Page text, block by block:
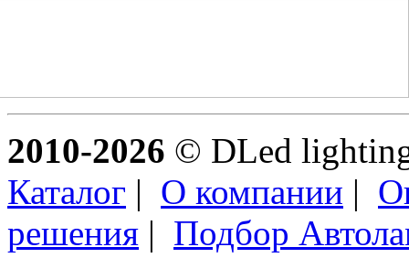
2010-2026 © DLed
Каталог | О компании |
решения | Подбор